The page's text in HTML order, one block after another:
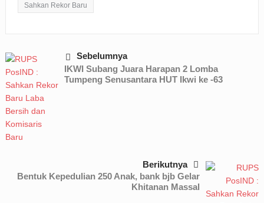
Sahkan Rekor Baru
Sebelumnya
IKWI Subang Juara Harapan 2 Lomba
Tumpeng Senusantara HUT Ikwi ke -63
Berikutnya
Bentuk Kepedulian 250 Anak, bank bjb Gelar
Khitanan Massal